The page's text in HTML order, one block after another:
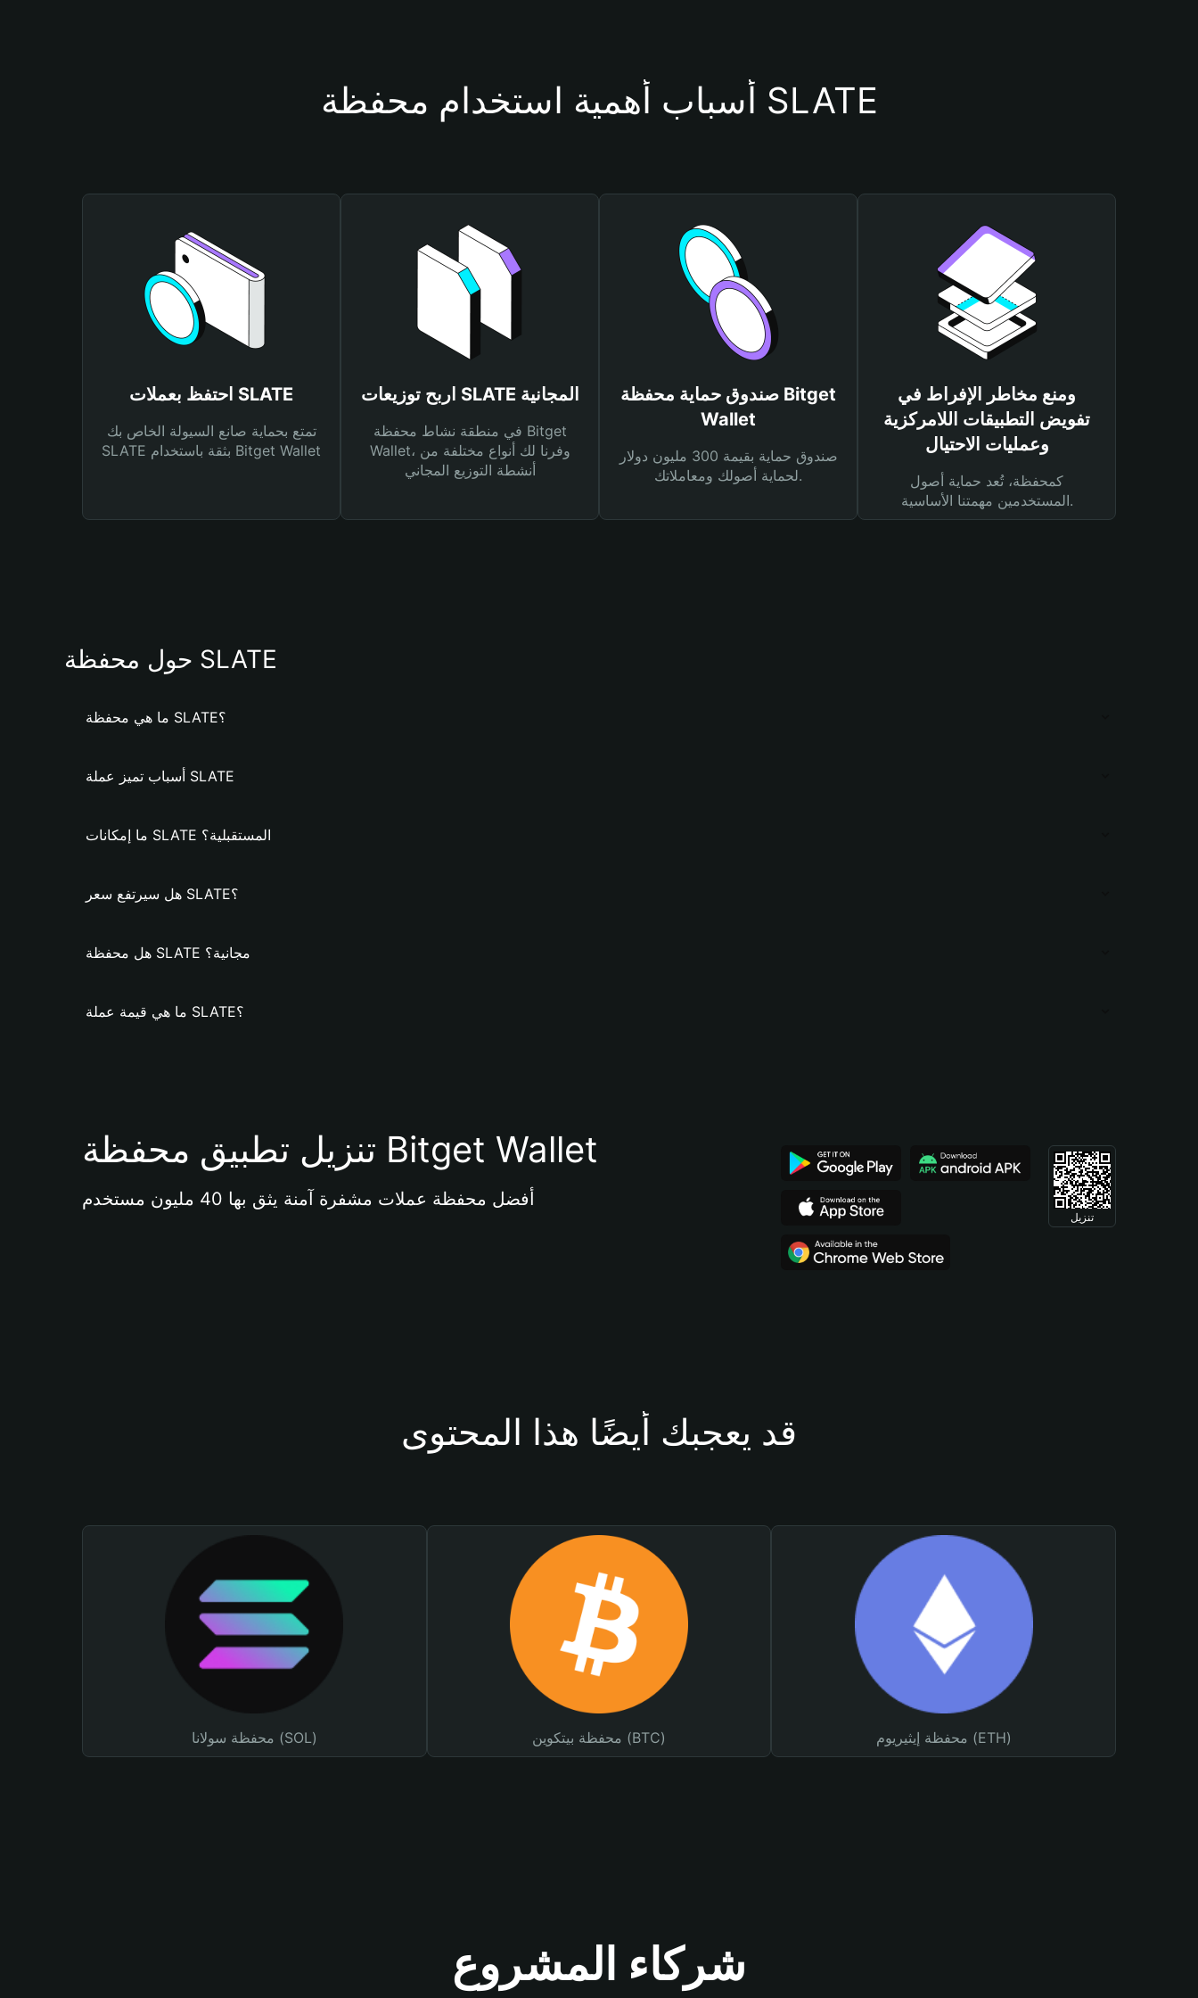
أسباب أهمية استخدام محفظة SLATE
احتفظ بعملات SLATE
تمتع بحماية صانع السيولة الخاص بك
SLATE بثقة باستخدام Bitget Wallet
اربح توزيعات SLATE المجانية
في منطقة نشاط محفظة Bitget
Wallet، وفرنا لك أنواع مختلفة من
أنشطة التوزيع المجاني
صندوق حماية محفظة Bitget
Wallet
صندوق حماية بقيمة 300 مليون دولار
لحماية أصولك ومعاملاتك.
ومنع مخاطر الإفراط في
تفويض التطبيقات اللامركزية
وعمليات الاحتيال
كمحفظة، تُعد حماية أصول
المستخدمين مهمتنا الأساسية.
حول محفظة SLATE
ما هي محفظة SLATE؟
أسباب تميز عملة SLATE
ما إمكانات SLATE المستقبلية؟
هل سيرتفع سعر SLATE؟
هل محفظة SLATE مجانية؟
ما هي قيمة عملة SLATE؟
تنزيل تطبيق محفظة Bitget Wallet
أفضل محفظة عملات مشفرة آمنة يثق بها 40 مليون مستخدم
تنزيل
قد يعجبك أيضًا هذا المحتوى
محفظة سولانا (SOL) محفظة بيتكوين (BTC) محفظة إيثيريوم (ETH)
شركاء المشروع